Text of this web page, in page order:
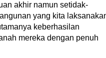
akhir namun setidak-
yang kita
keberhasilan
mereka dengan penuh